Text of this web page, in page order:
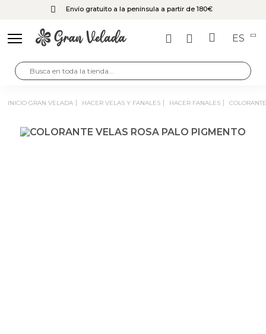
Envío gratuito a la península a partir de 180€
ES
INICIO GRAN VELADA HACER VELAS Y FANALES HACER FANALES